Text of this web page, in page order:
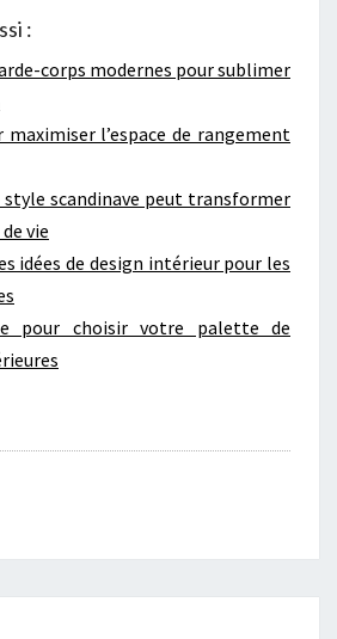
:
corps modernes pour sublimer
maximiser l’espace de rangement
scandinave peut transformer
vie
idées de design intérieur pour les
pour choisir votre palette de